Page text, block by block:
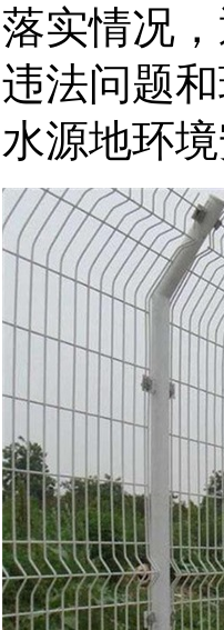
落实情况
违法问题
水源地环